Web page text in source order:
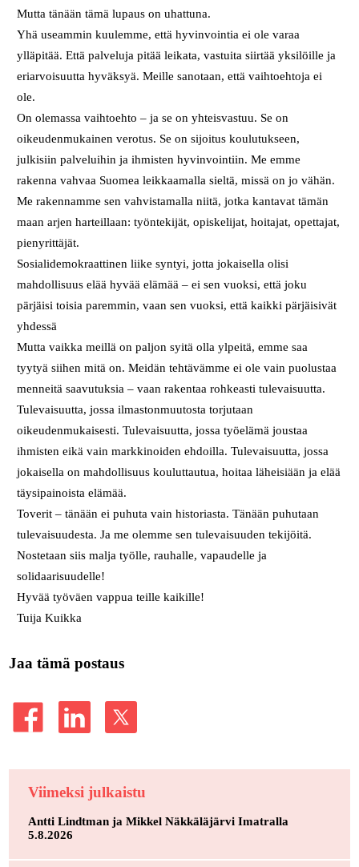
Mutta tänään tämä lupaus on uhattuna.
Yhä useammin kuulemme, että hyvinvointia ei ole varaa
ylläpitää. Että palveluja pitää leikata, vastuita siirtää yksilöille ja
eriarvoisuutta hyväksyä. Meille sanotaan, että vaihtoehtoja ei
ole.
On olemassa vaihtoehto – ja se on yhteisvastuu. Se on
oikeudenmukainen verotus. Se on sijoitus koulutukseen,
julkisiin palveluihin ja ihmisten hyvinvointiin. Me emme
rakenna vahvaa Suomea leikkaamalla sieltä, missä on jo vähän.
Me rakennamme sen vahvistamalla niitä, jotka kantavat tämän
maan arjen harteillaan: työntekijät, opiskelijat, hoitajat, opettajat,
pienyrittäjät.
Sosialidemokraattinen liike syntyi, jotta jokaisella olisi
mahdollisuus elää hyvää elämää – ei sen vuoksi, että joku
pärjäisi toisia paremmin, vaan sen vuoksi, että kaikki pärjäisivät
yhdessä
Mutta vaikka meillä on paljon syitä olla ylpeitä, emme saa
tyytyä siihen mitä on. Meidän tehtävämme ei ole vain puolustaa
menneitä saavutuksia – vaan rakentaa rohkeasti tulevaisuutta.
Tulevaisuutta, jossa ilmastonmuutosta torjutaan
oikeudenmukaisesti. Tulevaisuutta, jossa työelämä joustaa
ihmisten eikä vain markkinoiden ehdoilla. Tulevaisuutta, jossa
jokaisella on mahdollisuus kouluttautua, hoitaa läheisiään ja elää
täysipainoista elämää.
Toverit – tänään ei puhuta vain historiasta. Tänään puhutaan
tulevaisuudesta. Ja me olemme sen tulevaisuuden tekijöitä.
Nostetaan siis malja työlle, rauhalle, vapaudelle ja
solidaarisuudelle!
Hyvää työväen vappua teille kaikille!
Tuija Kuikka
Jaa tämä postaus
Viimeksi julkaistu
Antti Lindtman ja Mikkel Näkkäläjärvi Imatralla
5.8.2026